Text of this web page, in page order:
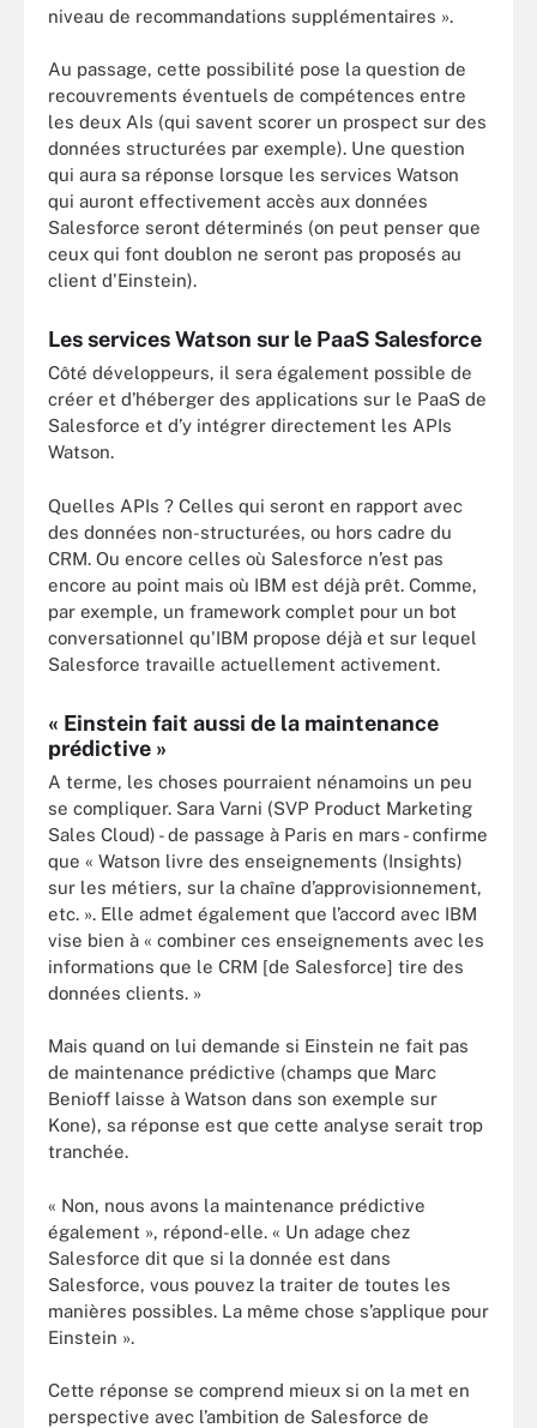
niveau de recommandations supplémentaires ».
Au passage, cette possibilité pose la question de
recouvrements éventuels de compétences entre
les deux AIs (qui savent scorer un prospect sur des
données structurées par exemple). Une question
qui aura sa réponse lorsque les services Watson
qui auront effectivement accès aux données
Salesforce seront déterminés (on peut penser que
ceux qui font doublon ne seront pas proposés au
client d'Einstein).
Les services Watson sur le PaaS Salesforce
Côté développeurs, il sera également possible de
créer et d’héberger des applications sur le PaaS de
Salesforce et d’y intégrer directement les APIs
Watson.
Quelles APIs ? Celles qui seront en rapport avec
des données non-structurées, ou hors cadre du
CRM. Ou encore celles où Salesforce n’est pas
encore au point mais où IBM est déjà prêt. Comme,
par exemple, un framework complet pour un bot
conversationnel qu'IBM propose déjà et sur lequel
Salesforce travaille actuellement activement.
« Einstein fait aussi de la maintenance
prédictive »
A terme, les choses pourraient nénamoins un peu
se compliquer. Sara Varni (SVP Product Marketing
Sales Cloud) - de passage à Paris en mars - confirme
que « Watson livre des enseignements (Insights)
sur les métiers, sur la chaîne d’approvisionnement,
etc. ». Elle admet également que l’accord avec IBM
vise bien à « combiner ces enseignements avec les
informations que le CRM [de Salesforce] tire des
données clients. »
Mais quand on lui demande si Einstein ne fait pas
de maintenance prédictive (champs que Marc
Benioff laisse à Watson dans son exemple sur
Kone), sa réponse est que cette analyse serait trop
tranchée.
« Non, nous avons la maintenance prédictive
également », répond-elle. « Un adage chez
Salesforce dit que si la donnée est dans
Salesforce, vous pouvez la traiter de toutes les
manières possibles. La même chose s’applique pour
Einstein ».
Cette réponse se comprend mieux si on la met en
perspective avec l’ambition de Salesforce de